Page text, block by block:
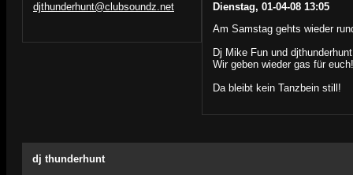
djthunderhunt@clubsoundz.net
Dienstag, 01-04-08 13:05
Am Samstag gehts wieder
Dj Mike Fun und
Wir geben wieder gas für euch!
Da bleibt kein Tanzbein still!
dj thunderhunt